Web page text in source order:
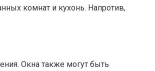
комнат и кухонь. Напротив,
Окна также могут быть